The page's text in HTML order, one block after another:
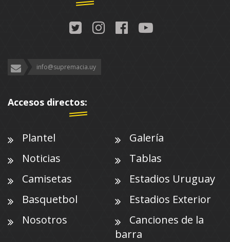
info@supremacia.uy
Accesos directos:
Plantel
Galería
Noticias
Tablas
Camisetas
Estadios Uruguay
Basquetbol
Estadios Exterior
Nosotros
Canciones de la
barra